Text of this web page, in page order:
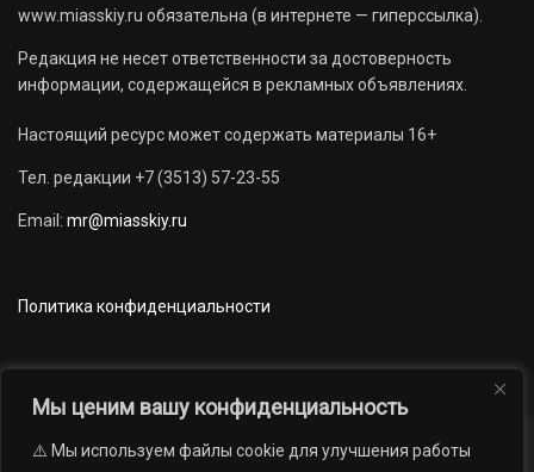
Мы ценим вашу конфиденциальность
⚠️ Мы используем файлы cookie для улучшения работы
www.miasskiy.ru обязательна (в интернете — гиперссылка).
Редакция не несет ответственности за достоверность
информации, содержащейся в рекламных объявлениях.
Настоящий ресурс может содержать материалы 16+
Тел. редакции +7 (3513) 57-23-55
Email: mr@miasskiy.ru
Политика конфиденциальности
Новости Наши проекты Официально